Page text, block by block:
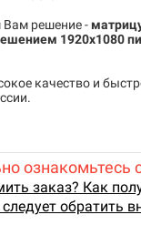
решение -
1920x1080
качество и
ознакомьтесь
заказ? Как
обратить